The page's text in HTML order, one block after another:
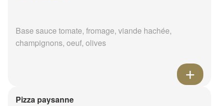
Base sauce tomate, fromage, viande hachée,
champignons, oeuf, olives
Pizza paysanne